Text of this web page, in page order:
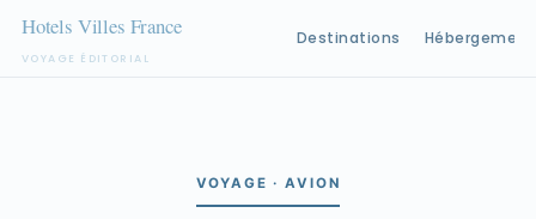
VOYAGE ÉDITORIAL
Destinations Hébergement
VOYAGE · AVION